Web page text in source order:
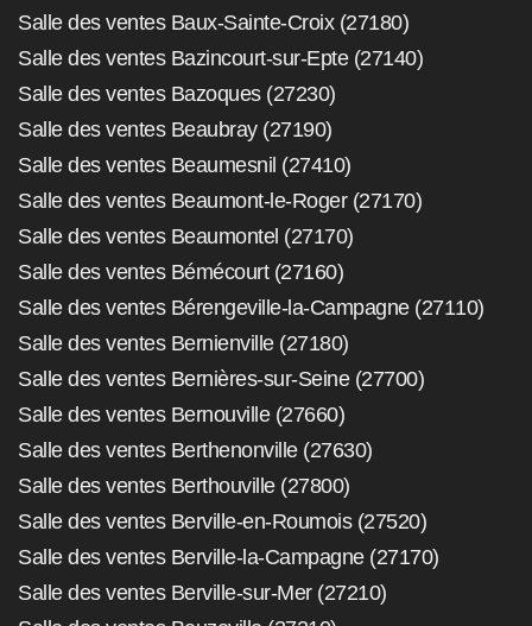
Salle des ventes Baux-Sainte-Croix (27180)
Salle des ventes Bazincourt-sur-Epte (27140)
Salle des ventes Bazoques (27230)
Salle des ventes Beaubray (27190)
Salle des ventes Beaumesnil (27410)
Salle des ventes Beaumont-le-Roger (27170)
Salle des ventes Beaumontel (27170)
Salle des ventes Bémécourt (27160)
Salle des ventes Bérengeville-la-Campagne (27110)
Salle des ventes Bernienville (27180)
Salle des ventes Bernières-sur-Seine (27700)
Salle des ventes Bernouville (27660)
Salle des ventes Berthenonville (27630)
Salle des ventes Berthouville (27800)
Salle des ventes Berville-en-Roumois (27520)
Salle des ventes Berville-la-Campagne (27170)
Salle des ventes Berville-sur-Mer (27210)